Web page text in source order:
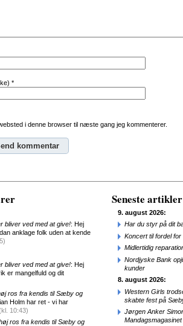
*
i denne browser til næste gang jeg kommenterer.
bliver ved med at give!: Hej
anklage folk uden at kende
bliver ved med at give!: Hej
er mangelfuld og dit
ros fra kendis til Sæby og
Holm har ret - vi har
10:43)
ros fra kendis til Sæby og
Seneste artikler
9. august 2026:
Har du styr på dit
Koncert til fordel
Midlertidig
Nordjyske Bank
kunder
8. august 2026:
Western Girls
skabte fest på
Jørgen Anker
Mandagsmagasinet